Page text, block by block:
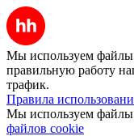
Мы используем файлы
правильную работу
трафик.
Правила
Мы используем файлы
файлов cookie